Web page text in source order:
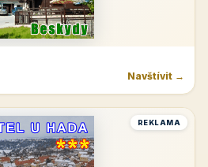
Navštívit →
REKLAMA